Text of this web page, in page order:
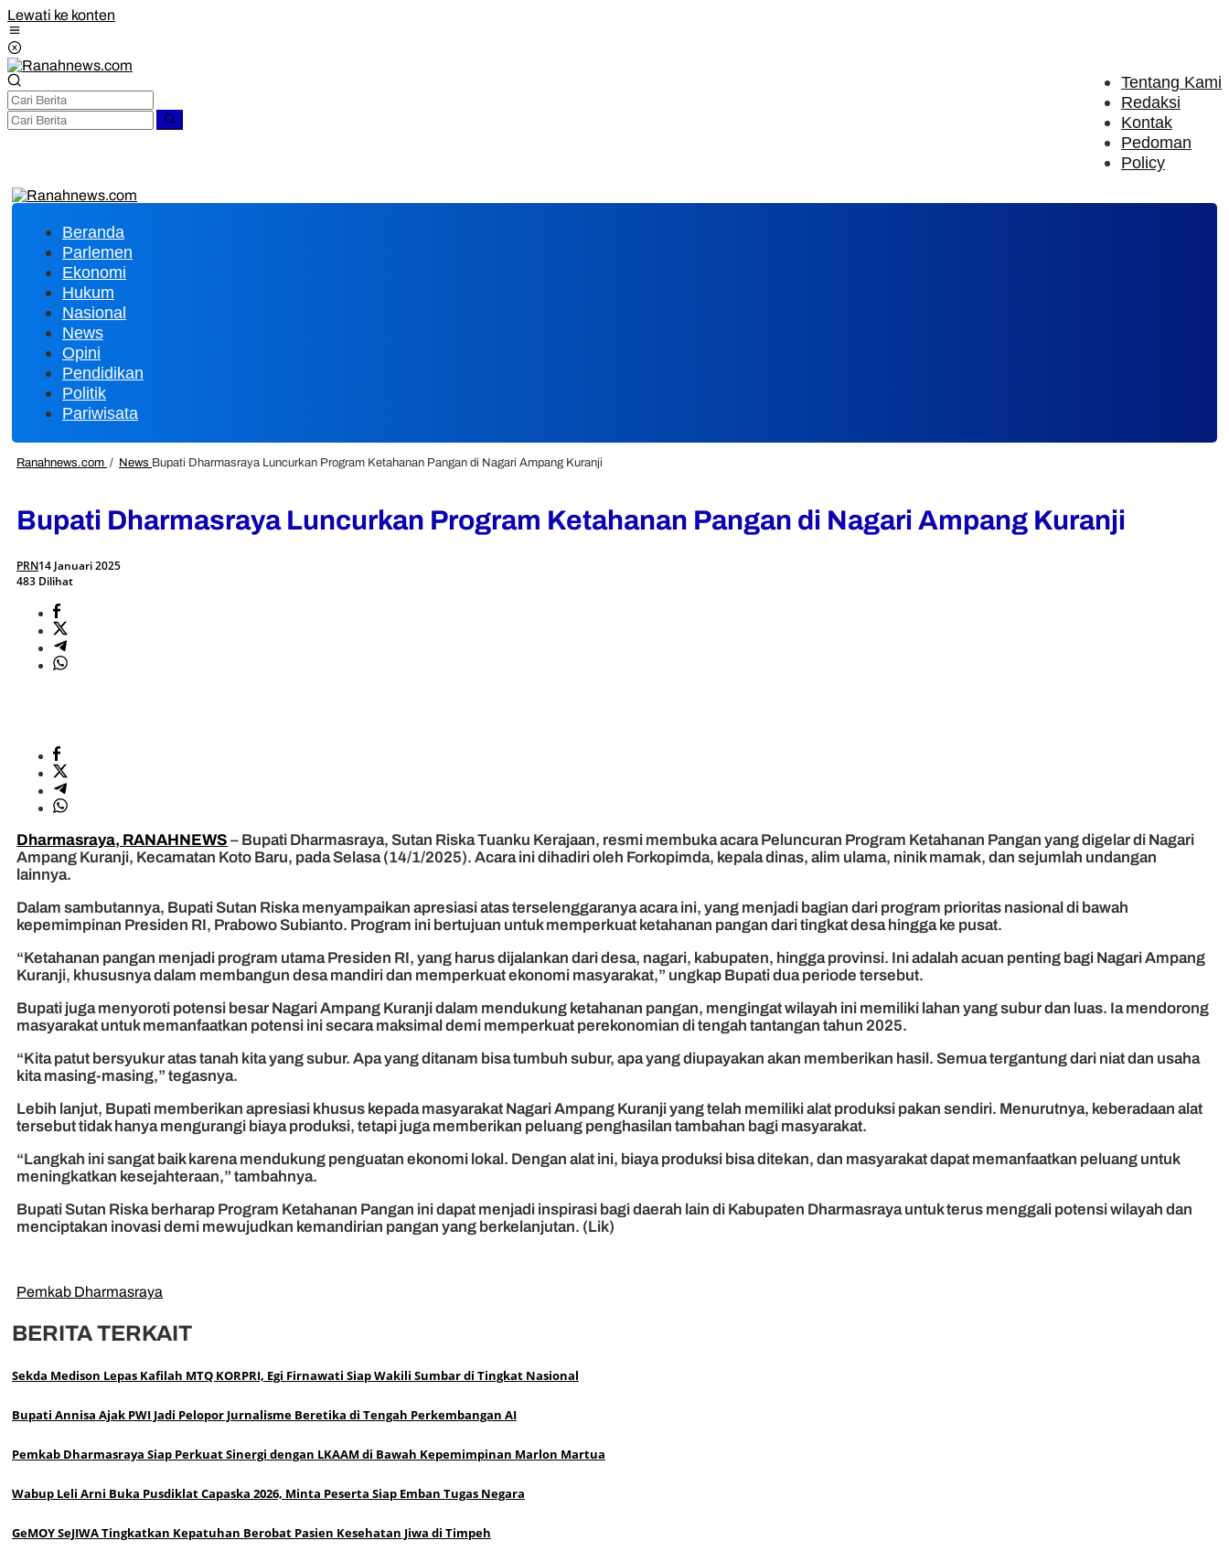
Lewati ke konten
Tentang Kami
Redaksi
Kontak
Pedoman
Policy
Beranda
Parlemen
Ekonomi
Hukum
Nasional
News
Opini
Pendidikan
Politik
Pariwisata
Ranahnews.com / News Bupati Dharmasraya Luncurkan Program Ketahanan Pangan di Nagari Ampang Kuranji
Bupati Dharmasraya Luncurkan Program Ketahanan Pangan di Nagari Ampang Kuranji
PRN14 Januari 2025
483 Dilihat
Dharmasraya, RANAHNEWS – Bupati Dharmasraya, Sutan Riska Tuanku Kerajaan, resmi membuka acara Peluncuran Program Ketahanan Pangan yang digelar di Nagari
Ampang Kuranji, Kecamatan Koto Baru, pada Selasa (14/1/2025). Acara ini dihadiri oleh Forkopimda, kepala dinas, alim ulama, ninik mamak, dan sejumlah undangan
lainnya.
Dalam sambutannya, Bupati Sutan Riska menyampaikan apresiasi atas terselenggaranya acara ini, yang menjadi bagian dari program prioritas nasional di bawah
kepemimpinan Presiden RI, Prabowo Subianto. Program ini bertujuan untuk memperkuat ketahanan pangan dari tingkat desa hingga ke pusat.
“Ketahanan pangan menjadi program utama Presiden RI, yang harus dijalankan dari desa, nagari, kabupaten, hingga provinsi. Ini adalah acuan penting bagi Nagari Ampang
Kuranji, khususnya dalam membangun desa mandiri dan memperkuat ekonomi masyarakat,” ungkap Bupati dua periode tersebut.
Bupati juga menyoroti potensi besar Nagari Ampang Kuranji dalam mendukung ketahanan pangan, mengingat wilayah ini memiliki lahan yang subur dan luas. Ia mendorong
masyarakat untuk memanfaatkan potensi ini secara maksimal demi memperkuat perekonomian di tengah tantangan tahun 2025.
“Kita patut bersyukur atas tanah kita yang subur. Apa yang ditanam bisa tumbuh subur, apa yang diupayakan akan memberikan hasil. Semua tergantung dari niat dan usaha
kita masing-masing,” tegasnya.
Lebih lanjut, Bupati memberikan apresiasi khusus kepada masyarakat Nagari Ampang Kuranji yang telah memiliki alat produksi pakan sendiri. Menurutnya, keberadaan alat
tersebut tidak hanya mengurangi biaya produksi, tetapi juga memberikan peluang penghasilan tambahan bagi masyarakat.
“Langkah ini sangat baik karena mendukung penguatan ekonomi lokal. Dengan alat ini, biaya produksi bisa ditekan, dan masyarakat dapat memanfaatkan peluang untuk
meningkatkan kesejahteraan,” tambahnya.
Bupati Sutan Riska berharap Program Ketahanan Pangan ini dapat menjadi inspirasi bagi daerah lain di Kabupaten Dharmasraya untuk terus menggali potensi wilayah dan
menciptakan inovasi demi mewujudkan kemandirian pangan yang berkelanjutan. (Lik)
Pemkab Dharmasraya
BERITA TERKAIT
Sekda Medison Lepas Kafilah MTQ KORPRI, Egi Firnawati Siap Wakili Sumbar di Tingkat Nasional
Bupati Annisa Ajak PWI Jadi Pelopor Jurnalisme Beretika di Tengah Perkembangan AI
Pemkab Dharmasraya Siap Perkuat Sinergi dengan LKAAM di Bawah Kepemimpinan Marlon Martua
Wabup Leli Arni Buka Pusdiklat Capaska 2026, Minta Peserta Siap Emban Tugas Negara
GeMOY SeJIWA Tingkatkan Kepatuhan Berobat Pasien Kesehatan Jiwa di Timpeh